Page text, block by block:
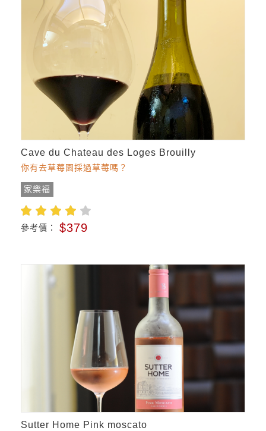
Cave du Chateau des Loges Brouilly
你有去草莓園採過草莓嗎？
家樂福
參考價： $379
Sutter Home Pink moscato